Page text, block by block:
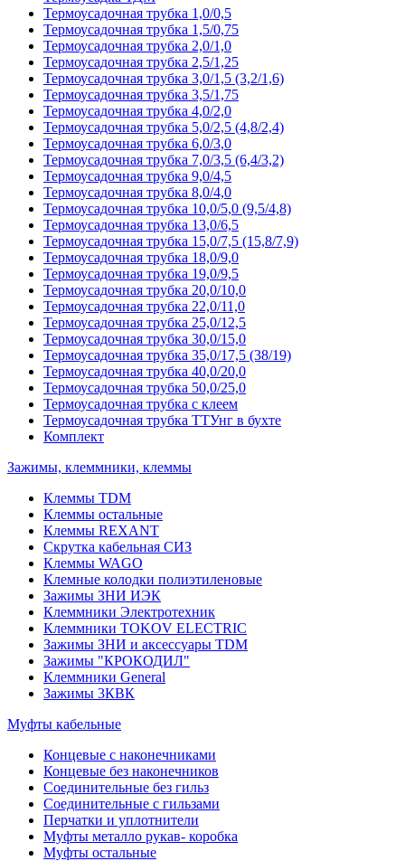
Термоусадочная трубка 1,0/0,5
Термоусадочная трубка 1,5/0,75
Термоусадочная трубка 2,0/1,0
Термоусадочная трубка 2,5/1,25
Термоусадочная трубка 3,0/1,5 (3,2/1,6)
Термоусадочная трубка 3,5/1,75
Термоусадочная трубка 4,0/2,0
Термоусадочная трубка 5,0/2,5 (4,8/2,4)
Термоусадочная трубка 6,0/3,0
Термоусадочная трубка 7,0/3,5 (6,4/3,2)
Термоусадочная трубка 9,0/4,5
Термоусадочная трубка 8,0/4,0
Термоусадочная трубка 10,0/5,0 (9,5/4,8)
Термоусадочная трубка 13,0/6,5
Термоусадочная трубка 15,0/7,5 (15,8/7,9)
Термоусадочная трубка 18,0/9,0
Термоусадочная трубка 19,0/9,5
Термоусадочная трубка 20,0/10,0
Термоусадочная трубка 22,0/11,0
Термоусадочная трубка 25,0/12,5
Термоусадочная трубка 30,0/15,0
Термоусадочная трубка 35,0/17,5 (38/19)
Термоусадочная трубка 40,0/20,0
Термоусадочная трубка 50,0/25,0
Термоусадочная трубка с клеем
Термоусадочная трубка ТТУнг в бухте
Комплект
Зажимы, клеммники, клеммы
Клеммы TDM
Клеммы остальные
Клеммы REXANT
Скрутка кабельная СИЗ
Клеммы WAGO
Клемные колодки полиэтиленовые
Зажимы ЗНИ ИЭК
Клеммники Электротехник
Клеммники TOKOV ELECTRIC
Зажимы ЗНИ и аксессуары TDM
Зажимы "КРОКОДИЛ"
Клеммники General
Зажимы 3КВК
Муфты кабельные
Концевые с наконечниками
Концевые без наконечников
Соединительные без гильз
Соединительные с гильзами
Перчатки и уплотнители
Муфты металло рукав- коробка
Муфты остальные